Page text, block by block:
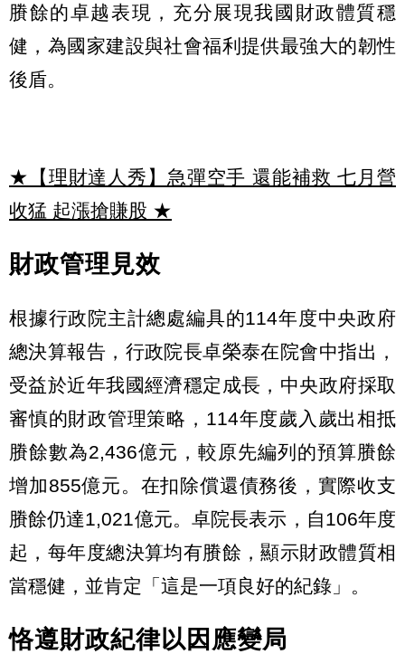
賸餘的卓越表現，充分展現我國財政體質穩
健，為國家建設與社會福利提供最強大的韌性
後盾。
★【理財達人秀】急彈空手 還能補救 七月營
收猛 起漲搶賺股 ★
財政管理見效
根據行政院主計總處編具的114年度中央政府
總決算報告，行政院長卓榮泰在院會中指出，
受益於近年我國經濟穩定成長，中央政府採取
審慎的財政管理策略，114年度歲入歲出相抵
賸餘數為2,436億元，較原先編列的預算賸餘
增加855億元。在扣除償還債務後，實際收支
賸餘仍達1,021億元。卓院長表示，自106年度
起，每年度總決算均有賸餘，顯示財政體質相
當穩健，並肯定「這是一項良好的紀錄」。
恪遵財政紀律以因應變局